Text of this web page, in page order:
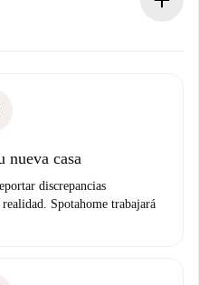
ningún cargo y te
nueva casa
discrepancias
Spotahome trabajará